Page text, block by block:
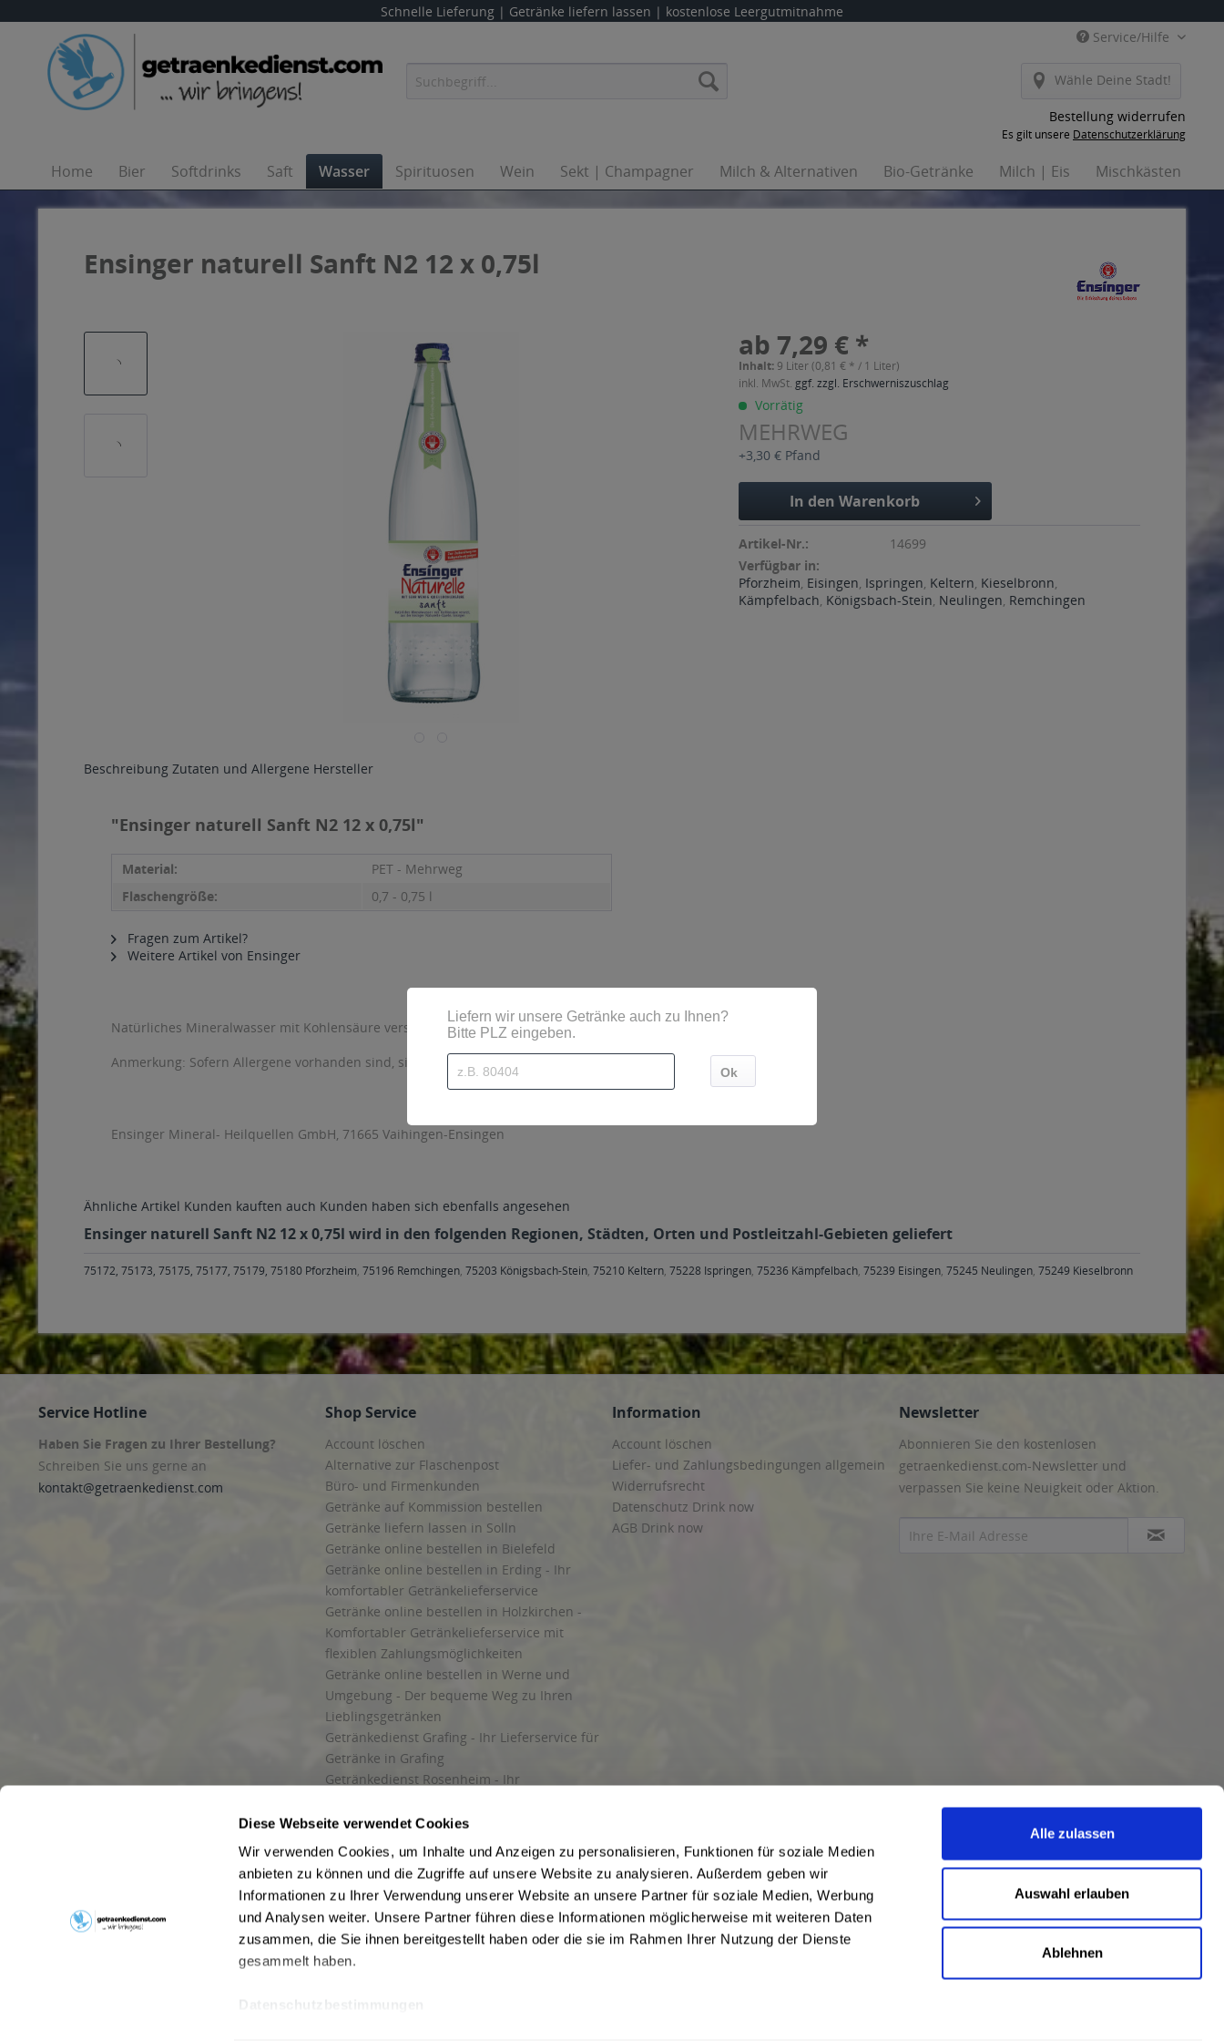
Diese Webseite verwendet Cookies
Wir verwenden Cookies, um Inhalte und Anzeigen zu personalisieren, Funktionen für soziale Medien
anbieten zu können und die Zugriffe auf unsere Website zu analysieren. Außerdem geben wir
Informationen zu Ihrer Verwendung unserer Website an unsere Partner für soziale Medien, Werbung
und Analysen weiter. Unsere Partner führen diese Informationen möglicherweise mit weiteren Daten
zusammen, die Sie ihnen bereitgestellt haben oder die sie im Rahmen Ihrer Nutzung der Dienste
gesammelt haben.
Alle zulassen
Auswahl erlauben
Ablehnen
Schnelle Lieferung | Getränke liefern lassen | kostenlose Leergutmitnahme
Service/Hilfe
Wähle Deine Stadt!
Bestellung widerrufen
Es gilt unsere Datenschutzerklärung
Home Bier Softdrinks Saft Wasser Spirituosen Wein Sekt | Champagner Milch & Alternativen Bio-Getränke Milch | Eis Mischkästen
Ensinger naturell Sanft N2 12 x 0,75l
ab 7,29 € *
Inhalt: 9 Liter (0,81 € * / 1 Liter)
inkl. MwSt. ggf. zzgl. Erschwerniszuschlag
Vorrätig
MEHRWEG
+3,30 € Pfand
In den Warenkorb
Artikel-Nr.:
14699
Verfügbar in:
Pforzheim, Eisingen, Ispringen, Keltern, Kieselbronn,
Kämpfelbach, Königsbach-Stein, Neulingen, Remchingen
Beschreibung Zutaten und Allergene Hersteller
"Ensinger naturell Sanft N2 12 x 0,75l"
Material:
PET - Mehrweg
Flaschengröße:
0,7 - 0,75 l
Fragen zum Artikel?
Weitere Artikel von Ensinger
Natürliches Mineralwasser mit Kohlensäure versetzt
Anmerkung: Sofern Allergene vorhanden sind, sind diese mittels Großbuchstaben besonders hervorgehoben
Ensinger Mineral- Heilquellen GmbH, 71665 Vaihingen-Ensingen
Ähnliche Artikel Kunden kauften auch Kunden haben sich ebenfalls angesehen
Ensinger naturell Sanft N2 12 x 0,75l wird in den folgenden Regionen, Städten, Orten und Postleitzahl-Gebieten geliefert
75172, 75173, 75175, 75177, 75179, 75180 Pforzheim, 75196 Remchingen, 75203 Königsbach-Stein, 75210 Keltern, 75228 Ispringen, 75236 Kämpfelbach, 75239 Eisingen, 75245 Neulingen, 75249 Kieselbronn
Service Hotline
Haben Sie Fragen zu Ihrer Bestellung?
Schreiben Sie uns gerne an
kontakt@getraenkedienst.com
Shop Service
Account löschen
Alternative zur Flaschenpost
Büro- und Firmenkunden
Getränke auf Kommission bestellen
Getränke liefern lassen in Solln
Getränke online bestellen in Bielefeld
Getränke online bestellen in Erding - Ihr
komfortabler Getränkelieferservice
Getränke online bestellen in Holzkirchen -
Komfortabler Getränkelieferservice mit
flexiblen Zahlungsmöglichkeiten
Getränke online bestellen in Werne und
Umgebung - Der bequeme Weg zu Ihren
Lieblingsgetränken
Getränkedienst Grafing - Ihr Lieferservice für
Getränke in Grafing
Getränkedienst Rosenheim - Ihr
und Umgebung
Getränkelieferung in Starnberg
Liefergebiet
Lieferservice für Getränke
Wir liefern Getränke
Kontakt
Newsletter
Information
Account löschen
Liefer- und Zahlungsbedingungen allgemein
Widerrufsrecht
Datenschutz Drink now
AGB Drink now
Newsletter
Abonnieren Sie den kostenlosen
getraenkedienst.com-Newsletter und
verpassen Sie keine Neuigkeit oder Aktion.